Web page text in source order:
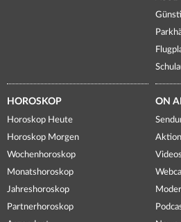
HOROSKOP
Horoskop Heute
Horoskop Morgen
Wochenhoroskop
Monatshoroskop
Jahreshoroskop
Partnerhoroskop
ON
Videos